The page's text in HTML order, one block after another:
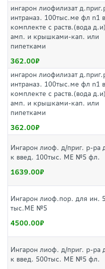
ингарон лиофилизат
интраназ. 100тыс.ме фл n1 в
комплекте с раств.(вода
амп. и крышками-кап. или
пипетками
362.00
ингарон лиофилизат
интраназ. 100тыс.ме фл n1 в
комплекте с раств.(вода
амп. и крышками-кап. или
пипетками
362.00
Ингарон лиоф. д/приг. р-ра
к введ. 100тыс. МЕ №5 фл.
1639.00
Ингарон лиоф.пор. для ин.
тыс.ME №5
4500.00
Ингарон лиоф. д/приг. р-ра
к введ. 500тыс. МЕ №5 фл.